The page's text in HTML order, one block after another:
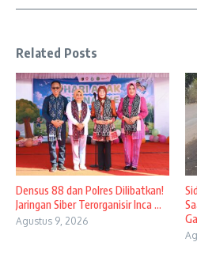
Related Posts
Densus 88 dan Polres Dilibatkan!
Jaringan Siber Terorganisir Inca ...
Agustus 9, 2026